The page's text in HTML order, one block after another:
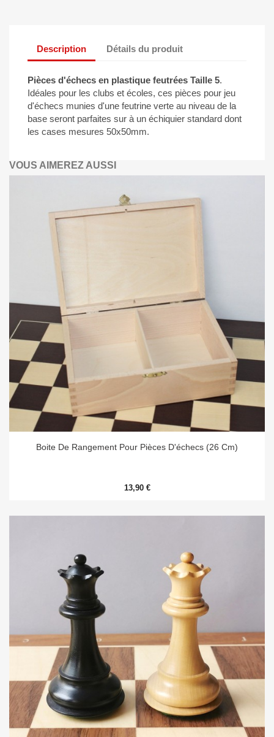
Description Détails du produit
Pièces d'échecs en plastique feutrées Taille 5.
Idéales pour les clubs et écoles, ces pièces pour jeu
d'échecs munies d'une feutrine verte au niveau de la
base seront parfaites sur à un échiquier standard dont
les cases mesures 50x50mm.
VOUS AIMEREZ AUSSI
Boite De Rangement Pour Pièces D'échecs (26 Cm)
13,90 €